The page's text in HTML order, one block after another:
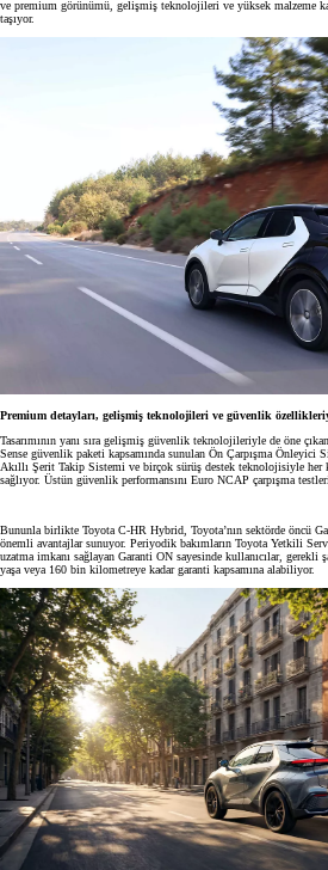
ve premium görünümü, gelişmiş teknolojileri ve yüksek malzeme
taşıyor.
Premium detayları, gelişmiş teknolojileri ve güvenlik
Tasarımının yanı sıra gelişmiş güvenlik teknolojileriyle de öne
Sense güvenlik paketi kapsamında sunulan Ön Çarpışma Önleyici
Akıllı Şerit Takip Sistemi ve birçok sürüş destek teknolojisiyle her
sağlıyor. Üstün güvenlik performansını Euro NCAP çarpışma
Bununla birlikte Toyota C-HR Hybrid, Toyota’nın sektörde öncü
önemli avantajlar sunuyor. Periyodik bakımların Toyota Yetkili
uzatma imkanı sağlayan Garanti ON sayesinde kullanıcılar, gerekli
yaşa veya 160 bin kilometreye kadar garanti kapsamına alabiliyor.